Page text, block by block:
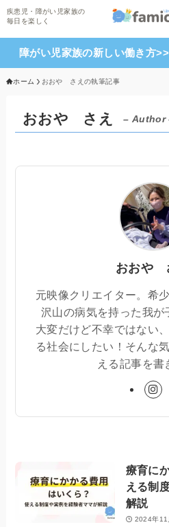
障がい児家族の新しい働き方>>
ホーム おおや さえの執筆記事
おおや さえ – Author
おおや
元映像クリエイター。希
沢山の病気を持った我が
大変だけど不幸ではない
る社会にしたい！そんな
える記事を書
療育に
える制
解説
2024年11